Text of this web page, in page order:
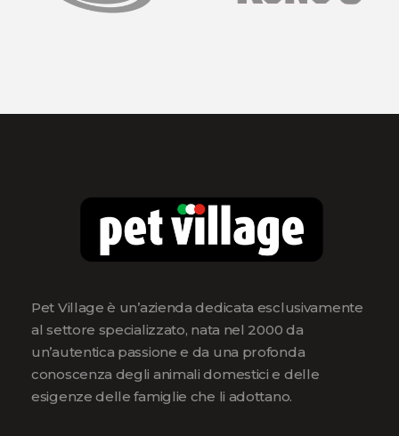
Pet Village è un’azienda dedicata esclusivamente
al settore specializzato, nata nel 2000 da
un’autentica passione e da una profonda
conoscenza degli animali domestici e delle
esigenze delle famiglie che li adottano.